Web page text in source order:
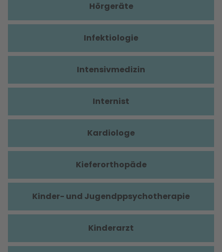
Hörgeräte
Infektiologie
Intensivmedizin
Internist
Kardiologe
Kieferorthopäde
Kinder- und Jugendppsychotherapie
Kinderarzt